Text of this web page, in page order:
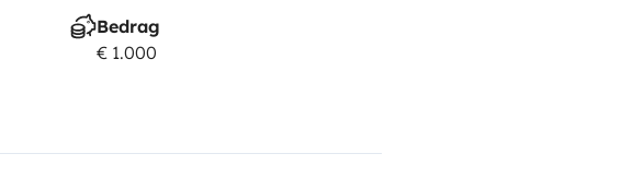
Bedrag
€ 1.000